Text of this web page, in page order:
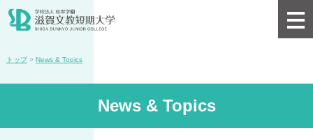
トップ > News & Topics
News & Topics